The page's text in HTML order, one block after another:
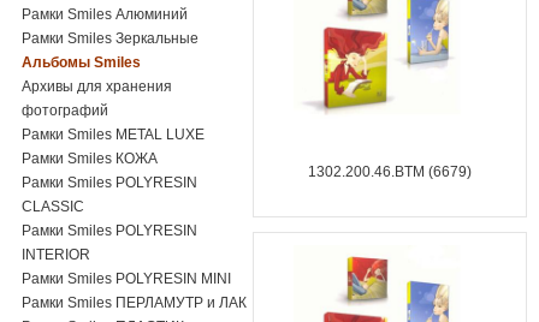
Рамки Smiles Алюминий
Рамки Smiles Зеркальные
Альбомы Smiles
Архивы для хранения
фотографий
Рамки Smiles METAL LUXE
Рамки Smiles КОЖА
Рамки Smiles POLYRESIN
CLASSIC
Рамки Smiles POLYRESIN
INTERIOR
Рамки Smiles POLYRESIN MINI
Рамки Smiles ПЕРЛАМУТР и ЛАК
1302.200.46.BTM (6679)